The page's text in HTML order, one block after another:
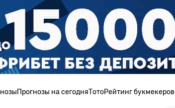
Прогнозы на сегодняТотоРейтинг букмекеров